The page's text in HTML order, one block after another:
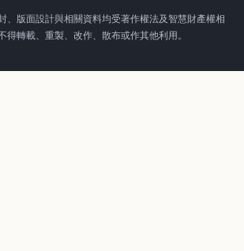
、版面設計與相關資料均受著作權法及智慧財產權相
得轉載、重製、改作、散布或作其他利用。